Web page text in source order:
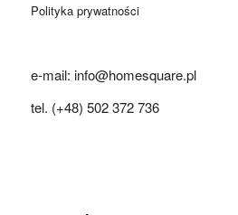
Polityka prywatności
e-mail: info@homesquare.pl
tel. (+48) 502 372 736